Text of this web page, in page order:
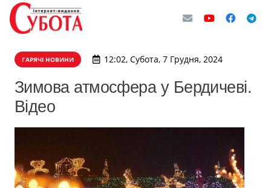
ГАРЯЧІ НОВИНИ 12:02, Субота, 7 Грудня, 2024
Зимова атмосфера у Бердичеві.
Відео